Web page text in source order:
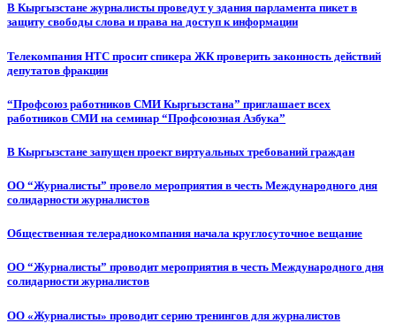
В Кыргызстане журналисты проведут у здания парламента пикет в
защиту свободы слова и права на доступ к информации
Телекомпания НТС просит спикера ЖК проверить законность действий
депутатов фракции
“Профсоюз работников СМИ Кыргызстана” приглашает всех
работников СМИ на семинар “Профсоюзная Азбука”
В Кыргызстане запущен проект виртуальных требований граждан
ОО “Журналисты” провело мероприятия в честь Международного дня
солидарности журналистов
Общественная телерадиокомпания начала круглосуточное вещание
ОО “Журналисты” проводит мероприятия в честь Международного дня
солидарности журналистов
ОО «Журналисты» проводит серию тренингов для журналистов